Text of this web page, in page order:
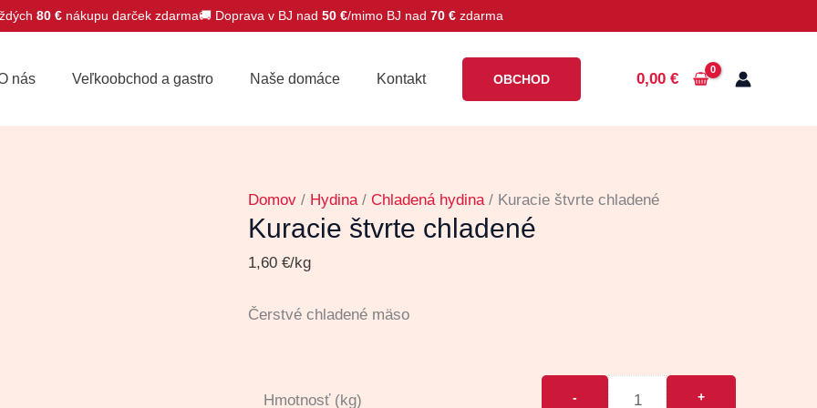
80 € nákupu darček zdarma🚚 Doprava v BJ nad 50 €/mimo BJ nad 70 € zdarma
nás Veľkoobchod a gastro Naše domáce Kontakt OBCHOD 0,00 €
Domov / Hydina/ Chladená hydina/ Kuracie štvrte chladené
Kuracie štvrte chladené
1,60 €/kg
Čerstvé chladené mäso
Hmotnosť (kg)
Kuracie